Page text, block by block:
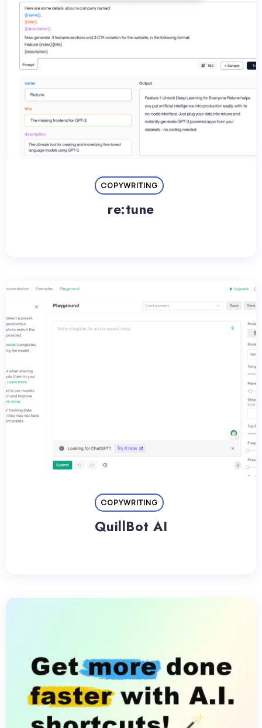
COPYWRITING
re:tune
COPYWRITING
QuillBot AI